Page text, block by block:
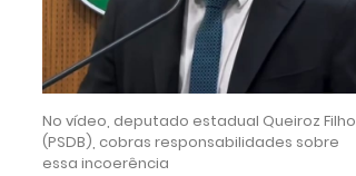
No vídeo, deputado estadual Queiroz Filho
(PSDB), cobras responsabilidades sobre
essa incoerência